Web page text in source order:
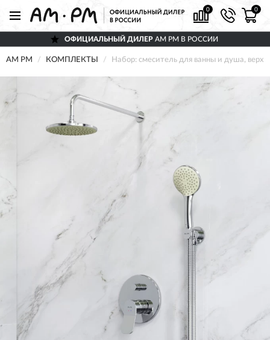
0 0
ОФИЦИАЛЬНЫЙ ДИЛЕР AM PM В РОССИИ
AM PM КОМПЛЕКТЫ Набор: смеситель для ванны и душа,